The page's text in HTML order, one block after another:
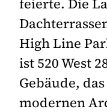
High Line
ist 520 West
Gebäude,
modernen